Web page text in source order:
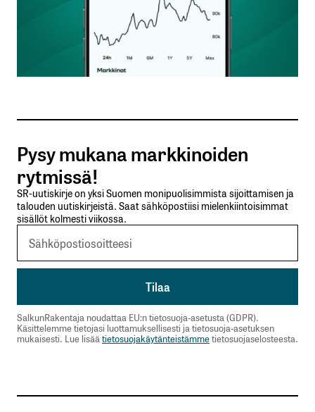
Sähköpostiosoitettasi ei julkaista.
Pakolliset
kentät on merkitty *
Nimesi tai nimimerkkisi
Sähköpostiosoitteesi*
Lähetä kommentti
Pysy mukana markkinoiden
rytmissä!
SR-uutiskirje on yksi Suomen monipuolisimmista sijoittamisen ja
talouden uutiskirjeistä. Saat sähköpostiisi mielenkiintoisimmat
sisällöt kolmesti viikossa.
SalkunRakentaja noudattaa EU:n tietosuoja-asetusta (GDPR).
Käsittelemme tietojasi luottamuksellisesti ja tietosuoja-asetuksen
mukaisesti. Lue lisää tietosuojakäytänteistämmetietosuojaselosteesta.